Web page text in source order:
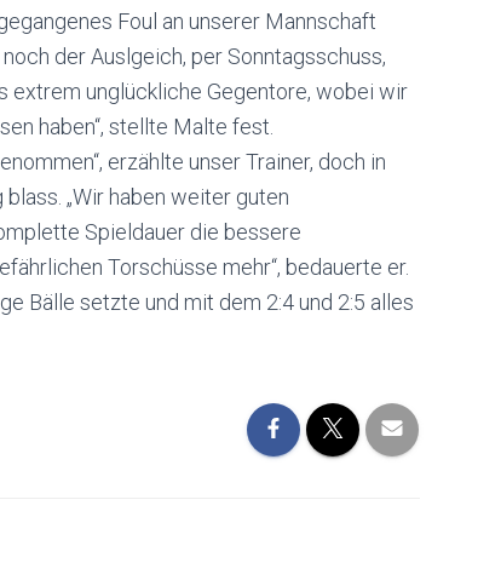
Foul an unserer Mannschaft
der Auslgeich, per Sonntagsschuss,
extrem unglückliche Gegentore, wobei wir
haben“, stellte Malte fest.
erzählte unser Trainer, doch in
„Wir haben weiter guten
Spieldauer die bessere
Torschüsse mehr“, bedauerte er.
Bälle setzte und mit dem 2:4 und 2:5 alles